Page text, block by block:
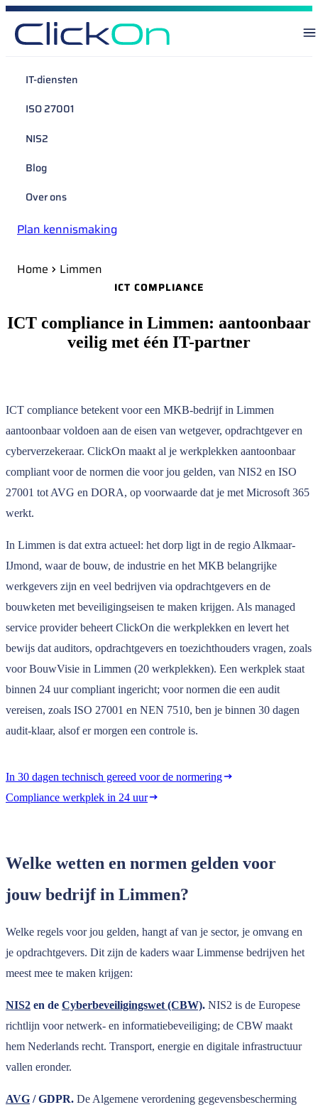
IT-diensten
ISO 27001
NIS2
Blog
Over ons
Plan kennismaking
Home Limmen
ICT COMPLIANCE
ICT compliance in Limmen: aantoonbaar
veilig met één IT-partner
ICT compliance betekent voor een MKB-bedrijf in Limmen
aantoonbaar voldoen aan de eisen van wetgever, opdrachtgever en
cyberverzekeraar. ClickOn maakt al je werkplekken aantoonbaar
compliant voor de normen die voor jou gelden, van NIS2 en ISO
27001 tot AVG en DORA, op voorwaarde dat je met Microsoft 365
werkt.
In Limmen is dat extra actueel: het dorp ligt in de regio Alkmaar-
IJmond, waar de bouw, de industrie en het MKB belangrijke
werkgevers zijn en veel bedrijven via opdrachtgevers en de
bouwketen met beveiligingseisen te maken krijgen. Als managed
service provider beheert ClickOn die werkplekken en levert het
bewijs dat auditors, opdrachtgevers en toezichthouders vragen, zoals
voor BouwVisie in Limmen (20 werkplekken). Een werkplek staat
binnen 24 uur compliant ingericht; voor normen die een audit
vereisen, zoals ISO 27001 en NEN 7510, ben je binnen 30 dagen
audit-klaar, alsof er morgen een controle is.
In 30 dagen technisch gereed voor de normering
Compliance werkplek in 24 uur
Welke wetten en normen gelden voor
jouw bedrijf in Limmen?
Welke regels voor jou gelden, hangt af van je sector, je omvang en
je opdrachtgevers. Dit zijn de kaders waar Limmense bedrijven het
meest mee te maken krijgen:
NIS2 en de Cyberbeveiligingswet (CBW). NIS2 is de Europese
richtlijn voor netwerk- en informatiebeveiliging; de CBW maakt
hem Nederlands recht. Transport, energie en digitale infrastructuur
vallen eronder.
AVG / GDPR. De Algemene verordening gegevensbescherming